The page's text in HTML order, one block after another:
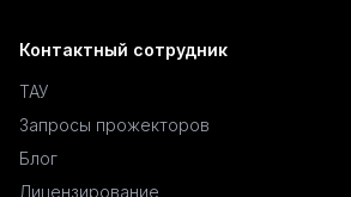
Контактный сотрудник
ТАУ
Запросы прожекторов
Блог
Лицензирование